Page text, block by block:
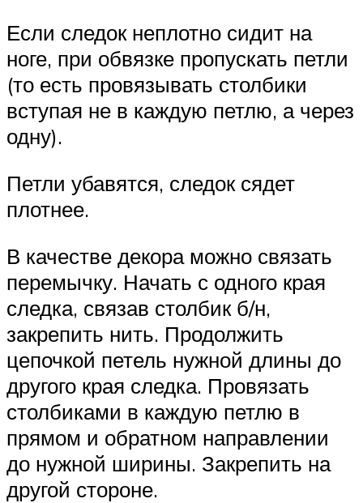
Если следок неплотно сидит на
ноге, при обвязке пропускать петли
(то есть провязывать столбики
вступая не в каждую петлю, а через
одну).
Петли убавятся, следок сядет
плотнее.
В качестве декора можно связать
перемычку. Начать с одного края
следка, связав столбик б/н,
закрепить нить. Продолжить
цепочкой петель нужной длины до
другого края следка. Провязать
столбиками в каждую петлю в
прямом и обратном направлении
до нужной ширины. Закрепить на
другой стороне.